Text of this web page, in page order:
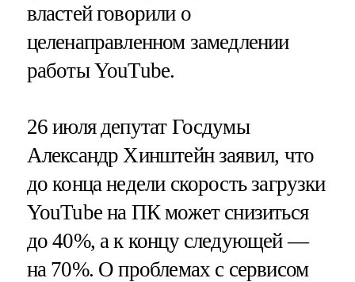
властей говорили о
целенаправленном замедлении
работы YouTube.
26 июля депутат Госдумы
Александр Хинштейн заявил, что
до конца недели скорость загрузки
YouTube на ПК может снизиться
до 40%, а к концу следующей —
на 70%. О проблемах с сервисом